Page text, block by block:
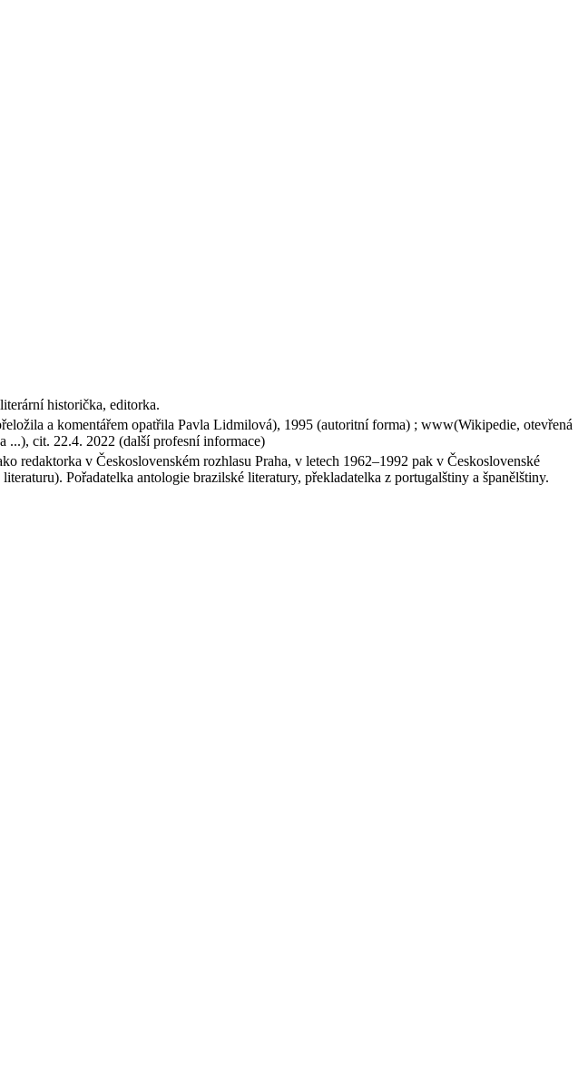
historička, editorka.
a komentářem opatřila Pavla Lidmilová), 1995 (autoritní forma) ; www(Wikipedie, otevřená
...), cit. 22.4. 2022 (další profesní informace)
redaktorka v Československém rozhlasu Praha, v letech 1962–1992 pak v Československé
Pořadatelka antologie brazilské literatury, překladatelka z portugalštiny a španělštiny.